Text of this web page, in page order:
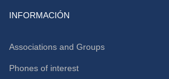
INFORMACIÓN
Associations and Groups
Phones of interest